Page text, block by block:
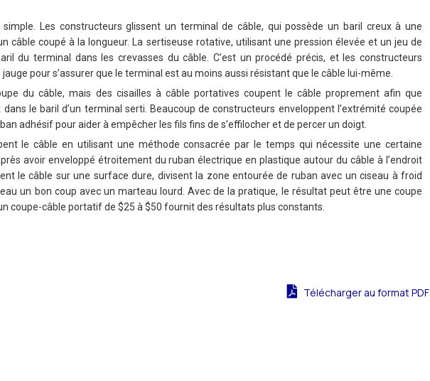
simple. Les constructeurs glissent un terminal de câble, qui possède un baril creux à une
câble coupé à la longueur. La sertiseuse rotative, utilisant une pression élevée et un jeu de
du terminal dans les crevasses du câble. C’est un procédé précis, et les constructeurs
pour s’assurer que le terminal est au moins aussi résistant que le câble lui-même.
du câble, mais des cisailles à câble portatives coupent le câble proprement afin que
le baril d’un terminal serti. Beaucoup de constructeurs enveloppent l’extrémité coupée
adhésif pour aider à empêcher les fils fins de s’effilocher et de percer un doigt.
le câble en utilisant une méthode consacrée par le temps qui nécessite une certaine
avoir enveloppé étroitement du ruban électrique en plastique autour du câble à l’endroit
le câble sur une surface dure, divisent la zone entourée de ruban avec un ciseau à froid
un bon coup avec un marteau lourd. Avec de la pratique, le résultat peut être une coupe
coupe-câble portatif de $25 à $50 fournit des résultats plus constants.
Télécharger au format PDF